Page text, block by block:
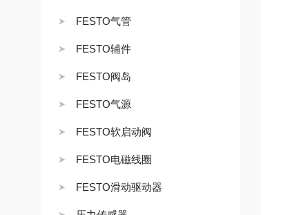
FESTO气管
FESTO辅件
FESTO阀岛
FESTO气源
FESTO软启动阀
FESTO电磁线圈
FESTO滑动驱动器